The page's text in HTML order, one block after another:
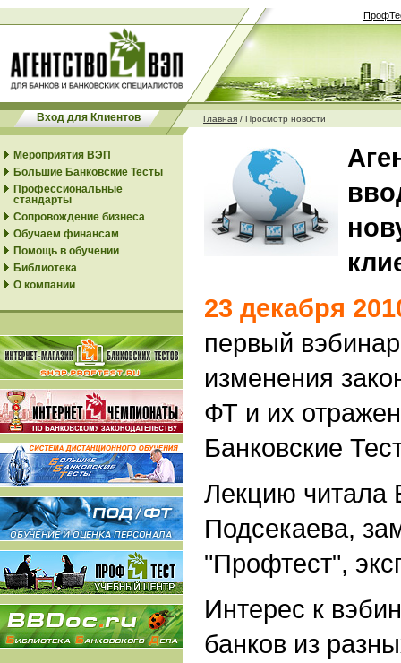
Вход для Клиентов Главная / Просмотр новости
Мероприятия ВЭП
Большие Банковские Тесты
Профессиональные
стандарты
Сопровождение бизнеса
Обучаем финансам
Помощь в обучении
Библиотека
О компании
23 декабря
первый
изменения
ФТ и их
Банковские
Лекцию читала
Подсекаева,
"Профтест",
Интерес к
банков из